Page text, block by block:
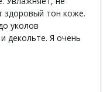
здоровый тон коже.
уколов
декольте. Я очень
окрашенных,
любой крем для